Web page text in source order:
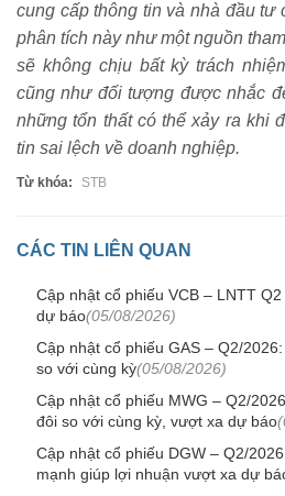
cung cấp thông tin và nhà đầu tư
phân tích này như một nguồn
sẽ không chịu bất kỳ trách
cũng như đối tượng được nhắc
những tổn thất có thể xảy ra khi
tin sai lệch về doanh nghiệp.
Từ khóa: STB
CÁC TIN LIÊN QUAN
Cập nhật cổ phiếu VCB – LNTT
dự báo(05/08/2026)
Cập nhật cổ phiếu GAS – Q2/
so với cùng kỳ(05/08/2026)
Cập nhật cổ phiếu MWG – Q2/
đôi so với cùng kỳ, vượt xa dự báo
Cập nhật cổ phiếu DGW – Q2/
mạnh giúp lợi nhuận vượt xa dự